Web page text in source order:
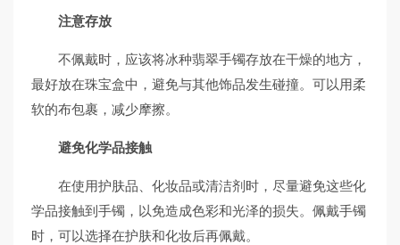
注意存放
不佩戴时，应该将冰种翡翠手镯存放在干燥的地方，
最好放在珠宝盒中，避免与其他饰品发生碰撞。可以用柔
软的布包裹，减少摩擦。
避免化学品接触
在使用护肤品、化妆品或清洁剂时，尽量避免这些化
学品接触到手镯，以免造成色彩和光泽的损失。佩戴手镯
时，可以选择在护肤和化妆后再佩戴。